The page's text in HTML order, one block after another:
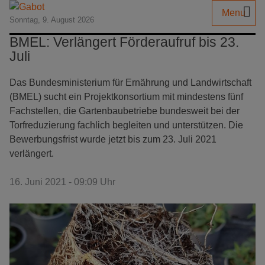
Sonntag, 9. August 2026
Menu
BMEL: Verlängert Förderaufruf bis 23.
Juli
Das Bundesministerium für Ernährung und Landwirtschaft
(BMEL) sucht ein Projektkonsortium mit mindestens fünf
Fachstellen, die Gartenbaubetriebe bundesweit bei der
Torfreduzierung fachlich begleiten und unterstützen. Die
Bewerbungsfrist wurde jetzt bis zum 23. Juli 2021
verlängert.
16. Juni 2021 - 09:09 Uhr